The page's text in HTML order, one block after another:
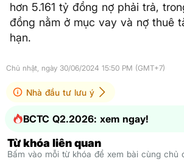
hơn 5.161 tỷ đồng nợ phải trả,
đồng nằm ở mục vay và nợ thuê
hạn.
Chủ nhật, ngày 30/06/2024 15:50 PM (GMT+7)
Nhà đầu tư lưu ý
BCTC Q2.2026: xem ngay!
Từ khóa liên quan
Bấm vào mỗi từ khóa để xem bài cùng chủ